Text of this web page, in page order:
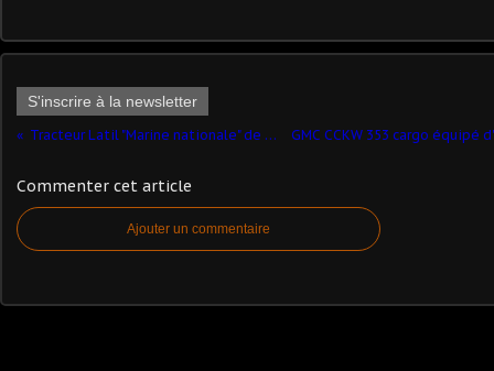
S'inscrire à la newsletter
Tracteur Latil "Marine nationale" de chez Minitrucks
Commenter cet article
Ajouter un commentaire